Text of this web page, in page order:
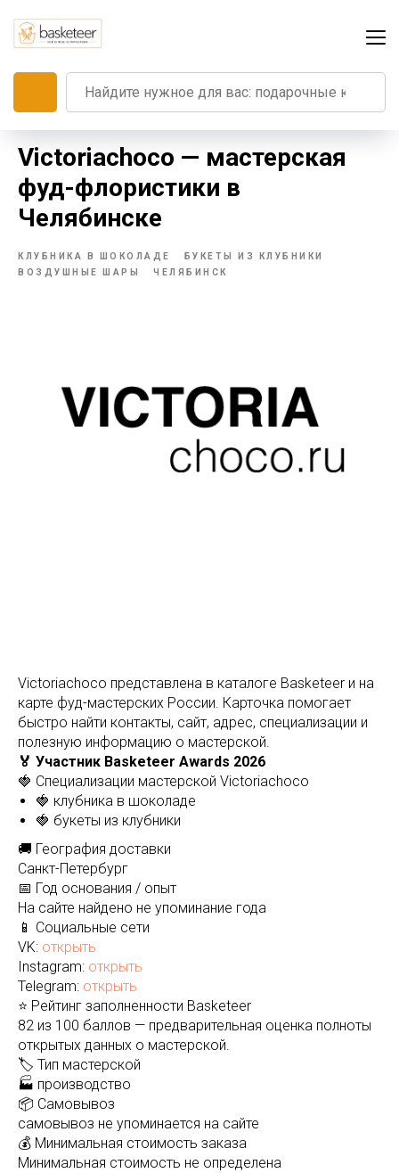
Victoriachoco — мастерская
фуд-флористики в
Челябинске
КЛУБНИКА В ШОКОЛАДЕ
БУКЕТЫ ИЗ КЛУБНИКИ
ВОЗДУШНЫЕ ШАРЫ
ЧЕЛЯБИНСК
Victoriachoco представлена в каталоге Basketeer и на
карте фуд-мастерских России. Карточка помогает
быстро найти контакты, сайт, адрес, специализации и
полезную информацию о мастерской.
🏅 Участник Basketeer Awards 2026
🍓 Специализации мастерской Victoriachoco
🍓 клубника в шоколаде
🍓 букеты из клубники
🚚 География доставки
Санкт-Петербург
📅 Год основания / опыт
На сайте найдено не упоминание года
📱 Социальные сети
VK: открыть
Instagram: открыть
Telegram: открыть
⭐ Рейтинг заполненности Basketeer
82 из 100 баллов — предварительная оценка полноты
открытых данных о мастерской.
🏷️ Тип мастерской
🏭 производство
📦 Самовывоз
самовывоз не упоминается на сайте
💰 Минимальная стоимость заказа
Минимальная стоимость не определена